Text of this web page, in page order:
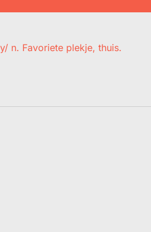
n. Favoriete plekje, thuis.